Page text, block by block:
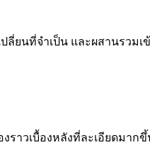
ลี่ยนที่จำเป็น และผสานรวม
ราวเบื้องหลังที่ละเอียดมาก